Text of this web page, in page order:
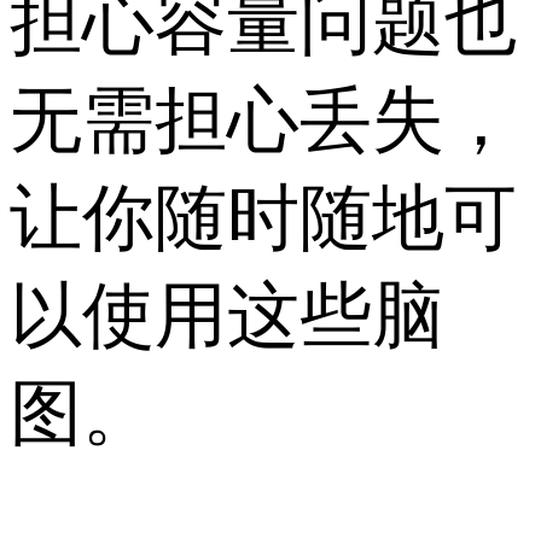
担心容量问题也
无需担心丢失，
让你随时随地可
以使用这些脑
图。